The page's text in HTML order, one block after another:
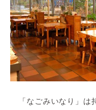
「なごみいなり」は